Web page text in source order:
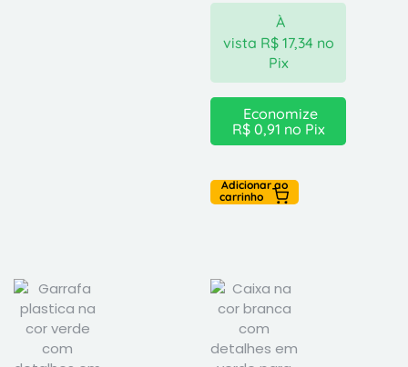
À
vista R$17,34 no
Pix
Economize
R$0,91 no Pix
Adicionar ao
carrinho